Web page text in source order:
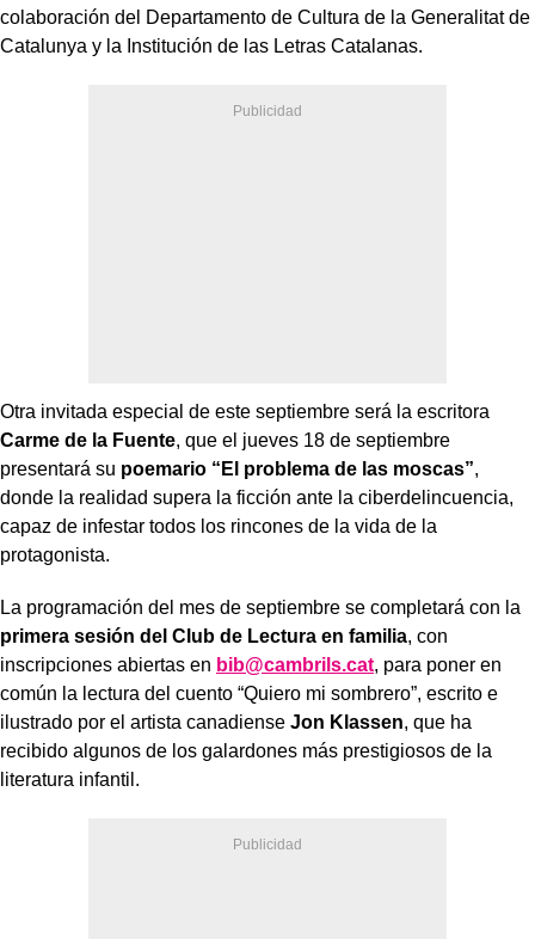
colaboración del Departamento de Cultura de la Generalitat de
Catalunya y la Institución de las Letras Catalanas.
Otra invitada especial de este septiembre será la escritora
Carme de la Fuente, que el jueves 18 de septiembre
presentará su poemario “El problema de las moscas”,
donde la realidad supera la ficción ante la ciberdelincuencia,
capaz de infestar todos los rincones de la vida de la
protagonista.
La programación del mes de septiembre se completará con la
primera sesión del Club de Lectura en familia, con
inscripciones abiertas en bib@cambrils.cat, para poner en
común la lectura del cuento “Quiero mi sombrero”, escrito e
ilustrado por el artista canadiense Jon Klassen, que ha
recibido algunos de los galardones más prestigiosos de la
literatura infantil.